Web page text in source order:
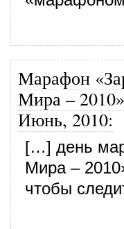
Марафон
Мира –
Июнь, 2010:
[…] день
Мира –
чтобы